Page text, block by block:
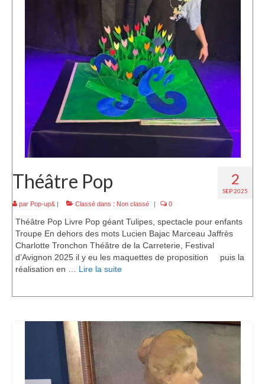
2
SEP 2025
Théâtre Pop
par Pop-up& | Classé dans : Non classé | 0
Théâtre Pop Livre Pop géant Tulipes, spectacle pour enfants
Troupe En dehors des mots Lucien Bajac Marceau Jaffrès
Charlotte Tronchon Théâtre de la Carreterie, Festival
d’Avignon 2025 il y eu les maquettes de proposition puis la
réalisation en … Lire la suite­­